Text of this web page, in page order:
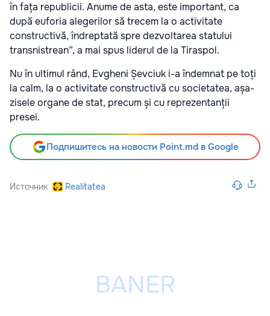
în fața republicii. Anume de asta, este important, ca
după euforia alegerilor să trecem la o activitate
constructivă, îndreptată spre dezvoltarea statului
transnistrean”, a mai spus liderul de la Tiraspol.
Nu în ultimul rând, Evgheni Șevciuk i-a îndemnat pe toți
la calm, la o activitate constructivă cu societatea, așa-
zisele organe de stat, precum și cu reprezentanții
presei.
Подпишитесь на новости Point.md в Google
Источник Realitatea